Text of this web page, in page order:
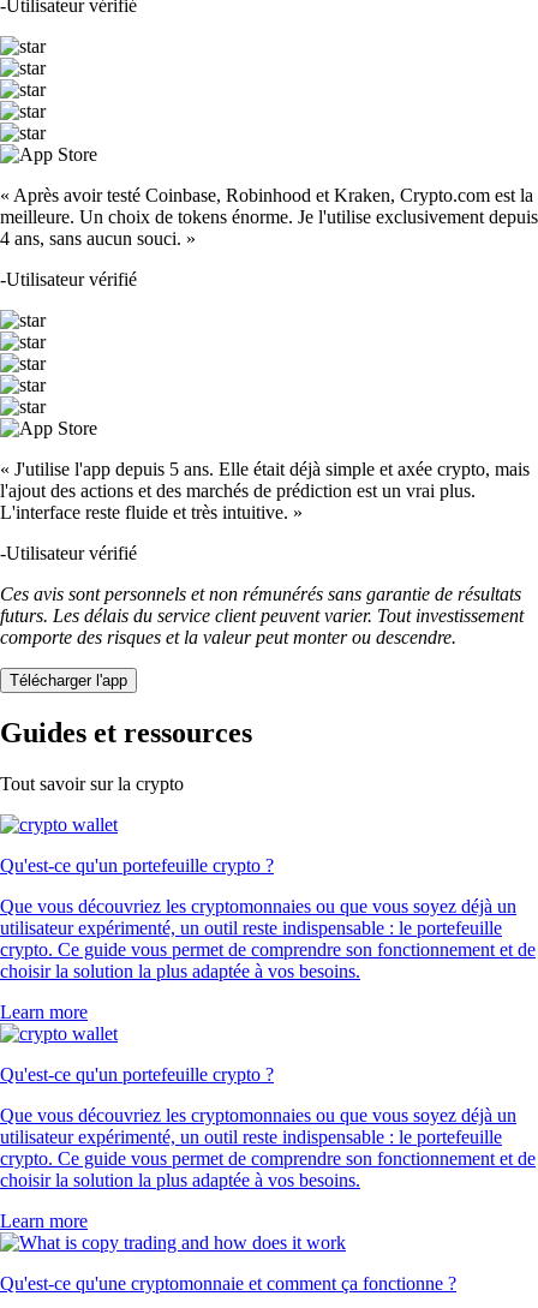
-Utilisateur vérifié
« Après avoir testé Coinbase, Robinhood et Kraken, Crypto.com est la
meilleure. Un choix de tokens énorme. Je l'utilise exclusivement depuis
4 ans, sans aucun souci. »
-Utilisateur vérifié
« J'utilise l'app depuis 5 ans. Elle était déjà simple et axée crypto, mais
l'ajout des actions et des marchés de prédiction est un vrai plus.
L'interface reste fluide et très intuitive. »
-Utilisateur vérifié
Ces avis sont personnels et non rémunérés sans garantie de résultats
futurs. Les délais du service client peuvent varier. Tout investissement
comporte des risques et la valeur peut monter ou descendre.
Télécharger l'app
Guides et ressources
Tout savoir sur la crypto
Qu'est-ce qu'un portefeuille crypto ?
Que vous découvriez les cryptomonnaies ou que vous soyez déjà un
utilisateur expérimenté, un outil reste indispensable : le portefeuille
crypto. Ce guide vous permet de comprendre son fonctionnement et de
choisir la solution la plus adaptée à vos besoins.
Learn more
Qu'est-ce qu'un portefeuille crypto ?
Que vous découvriez les cryptomonnaies ou que vous soyez déjà un
utilisateur expérimenté, un outil reste indispensable : le portefeuille
crypto. Ce guide vous permet de comprendre son fonctionnement et de
choisir la solution la plus adaptée à vos besoins.
Learn more
Qu'est-ce qu'une cryptomonnaie et comment ça fonctionne ?